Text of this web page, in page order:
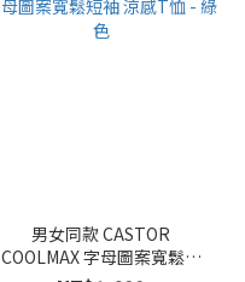
男女同款 CASTOR
COOLMAX 字母圖案寬鬆短